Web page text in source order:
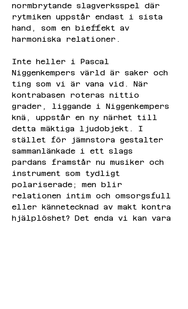
normbrytande slagverksspel där
rytmiken uppstår endast i sista
hand, som en bieffekt av
harmoniska relationer.
Inte heller i Pascal
Niggenkempers värld är saker och
ting som vi är vana vid. När
kontrabasen roteras nittio
grader, liggande i Niggenkempers
knä, uppstår en ny närhet till
detta mäktiga ljudobjekt. I
stället för jämnstora gestalter
sammanlänkade i ett slags
pardans framstår nu musiker och
instrument som tydligt
polariserade; men blir
relationen intim och omsorgsfull
eller kännetecknad av makt kontra
hjälplöshet? Det enda vi kan vara